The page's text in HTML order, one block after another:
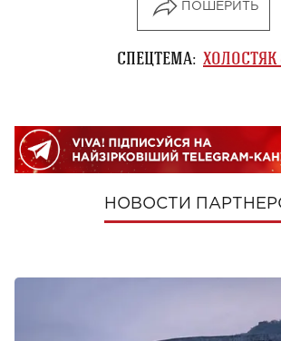
ПОШЕРИТЬ
СПЕЦТЕМА: ХОЛОСТЯК
НОВОСТИ